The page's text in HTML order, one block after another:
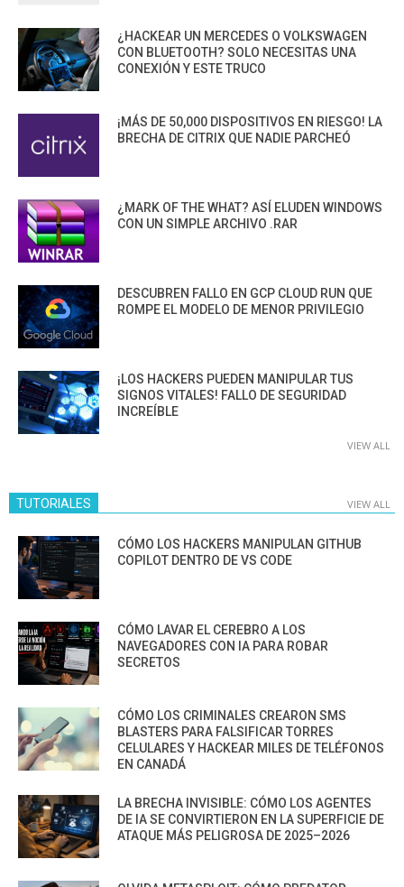
¿HACKEAR UN MERCEDES O VOLKSWAGEN
CON BLUETOOTH? SOLO NECESITAS UNA
CONEXIÓN Y ESTE TRUCO
¡MÁS DE 50,000 DISPOSITIVOS EN RIESGO! LA
BRECHA DE CITRIX QUE NADIE PARCHEÓ
¿MARK OF THE WHAT? ASÍ ELUDEN WINDOWS
CON UN SIMPLE ARCHIVO .RAR
DESCUBREN FALLO EN GCP CLOUD RUN QUE
ROMPE EL MODELO DE MENOR PRIVILEGIO
¡LOS HACKERS PUEDEN MANIPULAR TUS
SIGNOS VITALES! FALLO DE SEGURIDAD
INCREÍBLE
VIEW ALL
TUTORIALES VIEW ALL
CÓMO LOS HACKERS MANIPULAN GITHUB
COPILOT DENTRO DE VS CODE
CÓMO LAVAR EL CEREBRO A LOS
NAVEGADORES CON IA PARA ROBAR
SECRETOS
CÓMO LOS CRIMINALES CREARON SMS
BLASTERS PARA FALSIFICAR TORRES
CELULARES Y HACKEAR MILES DE TELÉFONOS
EN CANADÁ
LA BRECHA INVISIBLE: CÓMO LOS AGENTES
DE IA SE CONVIRTIERON EN LA SUPERFICIE DE
ATAQUE MÁS PELIGROSA DE 2025–2026